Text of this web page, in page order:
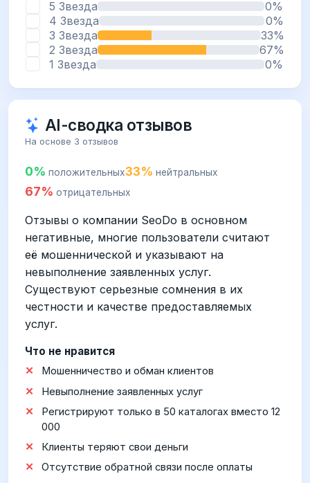
5 Звезда
0%
4 Звезда
0%
3 Звезда
33%
2 Звезда
67%
1 Звезда
0%
AI-сводка отзывов
На основе 3 отзывов
0% положительных33% нейтральных
67% отрицательных
Отзывы о компании SeoDo в основном
негативные, многие пользователи считают
её мошеннической и указывают на
невыполнение заявленных услуг.
Существуют серьезные сомнения в их
честности и качестве предоставляемых
услуг.
Что не нравится
Мошенничество и обман клиентов
Невыполнение заявленных услуг
Регистрируют только в 50 каталогах вместо 12
000
Клиенты теряют свои деньги
Отсутствие обратной связи после оплаты